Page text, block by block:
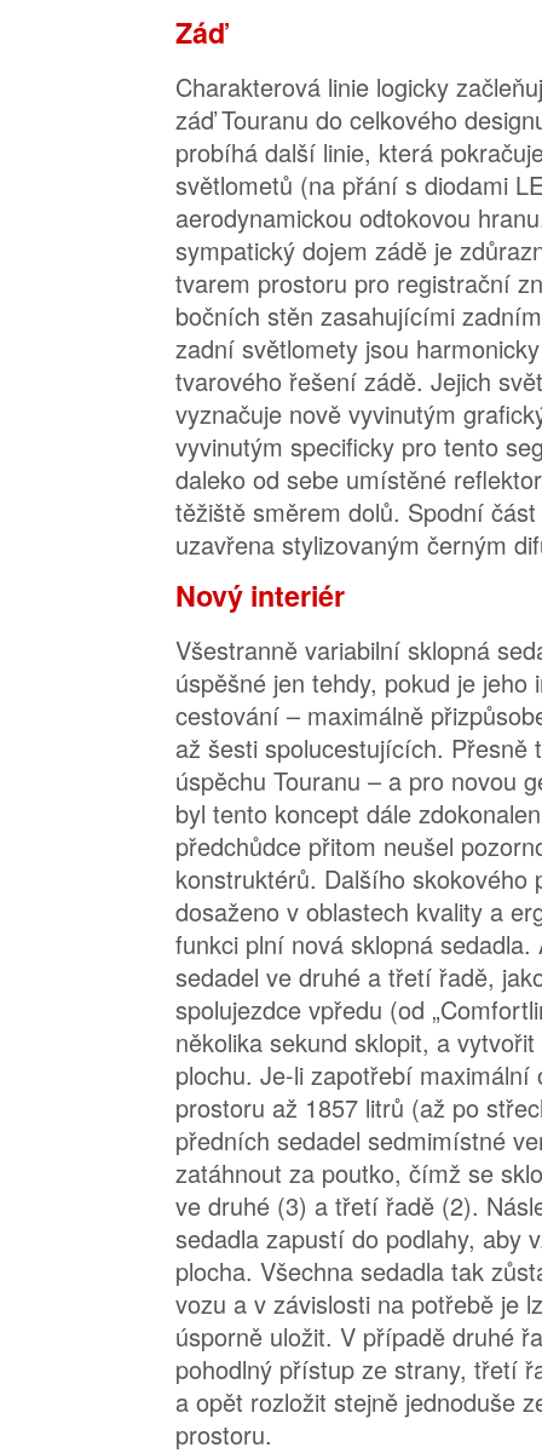
Záď
Charakterová linie logicky
záď Touranu do celkového
probíhá další linie, která
světlometů (na přání s diodami
aerodynamickou odtokovou
sympatický dojem zádě je
tvarem prostoru pro registrační
bočních stěn zasahujícími
zadní světlomety jsou
tvarového řešení zádě. Jejich
vyznačuje nově vyvinutým
vyvinutým specificky pro tento
daleko od sebe umístěné
těžiště směrem dolů. Spodní
uzavřena stylizovaným černým
Nový interiér
Všestranně variabilní sklopná
úspěšné jen tehdy, pokud je jeho
cestování – maximálně
až šesti spolucestujících. Přesně
úspěchu Touranu – a pro novou
byl tento koncept dále
předchůdce přitom neušel
konstruktérů. Dalšího skokového
dosaženo v oblastech kvality a
funkci plní nová sklopná
sedadel ve druhé a třetí řadě,
spolujezdce vpředu (od
několika sekund sklopit, a
plochu. Je-li zapotřebí maximální
prostoru až 1857 litrů (až po
předních sedadel sedmimístné
zatáhnout za poutko, čímž se
ve druhé (3) a třetí řadě (2).
sedadla zapustí do podlahy, aby
plocha. Všechna sedadla tak
vozu a v závislosti na potřebě je
úsporně uložit. V případě druhé
pohodlný přístup ze strany, třetí
a opět rozložit stejně jednoduše
prostoru.